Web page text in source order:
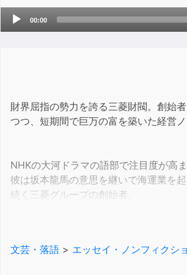
Audio
Player
00:00
財界屈指の勢力を誇る三菱財閥。創始
つつ、短期間で巨万の富を築いた経営
NHKの大河ドラマの語部で注目度が高
彼は坂本龍馬の意思を継いで海運業を
続く三菱グループの創始者。
岩崎弥太郎は、現代人が失った英雄的
文芸・落語 > エッセイ・ノンフィクシ